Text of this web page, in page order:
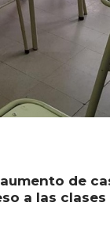
de
a las